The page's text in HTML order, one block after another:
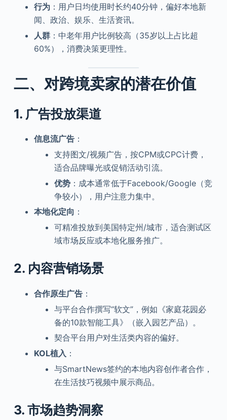
行为：用户日均使用时长约40分钟，偏好本地新
闻、政治、娱乐、生活资讯。
人群：中老年用户比例较高（35岁以上占比超
60%），消费决策更理性。
二、对跨境卖家的潜在价值
1. 广告投放渠道
信息流广告：
支持图文/视频广告，按CPM或CPC计费，
适合品牌曝光或促销活动引流。
优势：成本通常低于Facebook/Google（竞
争较小），用户注意力集中。
本地化定向 ：
可精准投放到美国特定州/城市，适合测试区
域市场反应或本地化服务推广。
2. 内容营销场景
合作原生广告：
与平台合作撰写“软文”，例如《家庭花园必
备的10款智能工具》（嵌入园艺产品）。
契合平台用户对生活类内容的偏好。
KOL植入 ：
与SmartNews签约的本地内容创作者合作，
在生活技巧视频中展示商品。
3. 市场趋势洞察